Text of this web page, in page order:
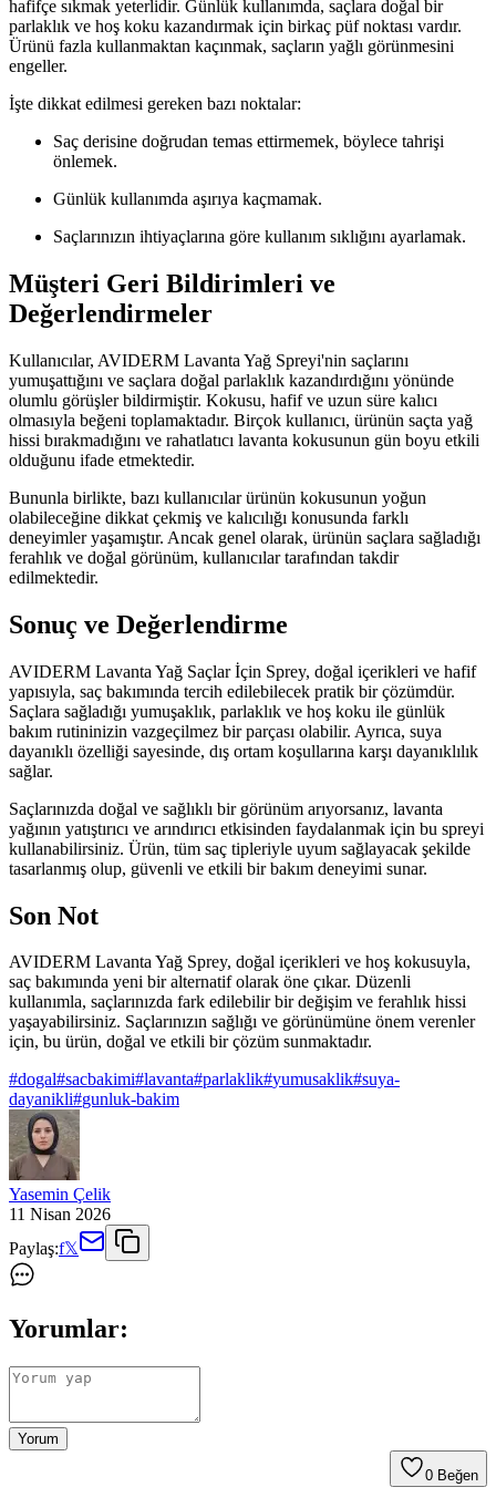
hafifçe sıkmak yeterlidir. Günlük kullanımda, saçlara doğal bir
parlaklık ve hoş koku kazandırmak için birkaç püf noktası vardır.
Ürünü fazla kullanmaktan kaçınmak, saçların yağlı görünmesini
engeller.
İşte dikkat edilmesi gereken bazı noktalar:
Saç derisine doğrudan temas ettirmemek, böylece tahrişi
önlemek.
Günlük kullanımda aşırıya kaçmamak.
Saçlarınızın ihtiyaçlarına göre kullanım sıklığını ayarlamak.
Müşteri Geri Bildirimleri ve
Değerlendirmeler
Kullanıcılar, AVIDERM Lavanta Yağ Spreyi'nin saçlarını
yumuşattığını ve saçlara doğal parlaklık kazandırdığını yönünde
olumlu görüşler bildirmiştir. Kokusu, hafif ve uzun süre kalıcı
olmasıyla beğeni toplamaktadır. Birçok kullanıcı, ürünün saçta yağ
hissi bırakmadığını ve rahatlatıcı lavanta kokusunun gün boyu etkili
olduğunu ifade etmektedir.
Bununla birlikte, bazı kullanıcılar ürünün kokusunun yoğun
olabileceğine dikkat çekmiş ve kalıcılığı konusunda farklı
deneyimler yaşamıştır. Ancak genel olarak, ürünün saçlara sağladığı
ferahlık ve doğal görünüm, kullanıcılar tarafından takdir
edilmektedir.
Sonuç ve Değerlendirme
AVIDERM Lavanta Yağ Saçlar İçin Sprey, doğal içerikleri ve hafif
yapısıyla, saç bakımında tercih edilebilecek pratik bir çözümdür.
Saçlara sağladığı yumuşaklık, parlaklık ve hoş koku ile günlük
bakım rutininizin vazgeçilmez bir parçası olabilir. Ayrıca, suya
dayanıklı özelliği sayesinde, dış ortam koşullarına karşı dayanıklılık
sağlar.
Saçlarınızda doğal ve sağlıklı bir görünüm arıyorsanız, lavanta
yağının yatıştırıcı ve arındırıcı etkisinden faydalanmak için bu spreyi
kullanabilirsiniz. Ürün, tüm saç tipleriyle uyum sağlayacak şekilde
tasarlanmış olup, güvenli ve etkili bir bakım deneyimi sunar.
Son Not
AVIDERM Lavanta Yağ Sprey, doğal içerikleri ve hoş kokusuyla,
saç bakımında yeni bir alternatif olarak öne çıkar. Düzenli
kullanımla, saçlarınızda fark edilebilir bir değişim ve ferahlık hissi
yaşayabilirsiniz. Saçlarınızın sağlığı ve görünümüne önem verenler
için, bu ürün, doğal ve etkili bir çözüm sunmaktadır.
#dogal#sacbakimi#lavanta#parlaklik#yumusaklik#suya-
dayanikli#gunluk-bakim
Yasemin Çelik
11 Nisan 2026
Paylaş:f𝕏
Yorumlar:
Yorum
0 Beğen